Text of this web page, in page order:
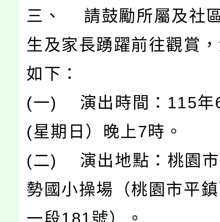
三、 請鼓勵所屬及社
生及家長踴躍前往觀賞
如下：
(一) 演出時間：115年
(星期日）晚上7時。
(二) 演出地點：桃園市
勢國小操場（桃園市平
一段181號）。